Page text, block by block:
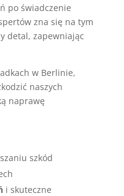
po świadczenie
zna się na tym
detal, zapewniając
w Berlinie,
naszych
naprawę
szkód
i skuteczne